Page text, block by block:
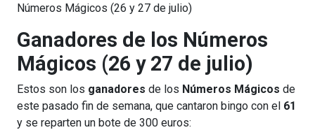
Números Mágicos (26 y 27 de julio)
Ganadores de los Números
Mágicos (26 y 27 de julio)
Estos son los ganadores de los Números Mágicos de
este pasado fin de semana, que cantaron bingo con el 61
y se reparten un bote de 300 euros: